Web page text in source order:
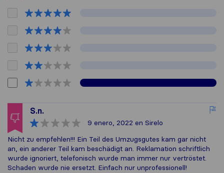
S.n.
9 enero, 2022 en Sirelo
Nicht zu empfehlen!!! Ein Teil des Umzugsgutes kam gar nicht
an, ein anderer Teil kam beschädigt an. Reklamation schriftlich
wurde ignoriert, telefonisch wurde man immer nur vertröstet.
Schaden wurde nie ersetzt. Einfach nur unprofessionell!